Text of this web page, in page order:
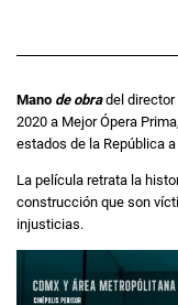
Mano de obradel director
2020 a Mejor Ópera
estados de la República
La película retrata la
construcción que son
injusticias.